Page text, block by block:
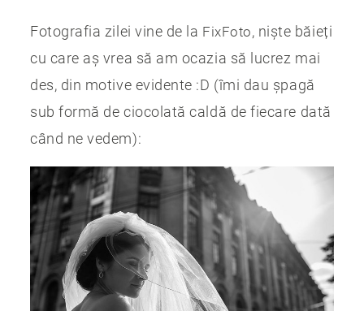
Fotografia zilei vine de la FixFoto, niște băieți
cu care aș vrea să am ocazia să lucrez mai
des, din motive evidente :D (îmi dau șpagă
sub formă de ciocolată caldă de fiecare dată
când ne vedem):